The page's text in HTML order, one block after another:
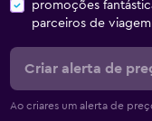
promoções
parceiros de viagem
Criar alerta de
Ao criares um alerta de